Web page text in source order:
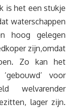
is het een stukje
waterschappen
hoog gelegen
zijn,omdat
Zo kan het
voor
welvarender
lager zijn.